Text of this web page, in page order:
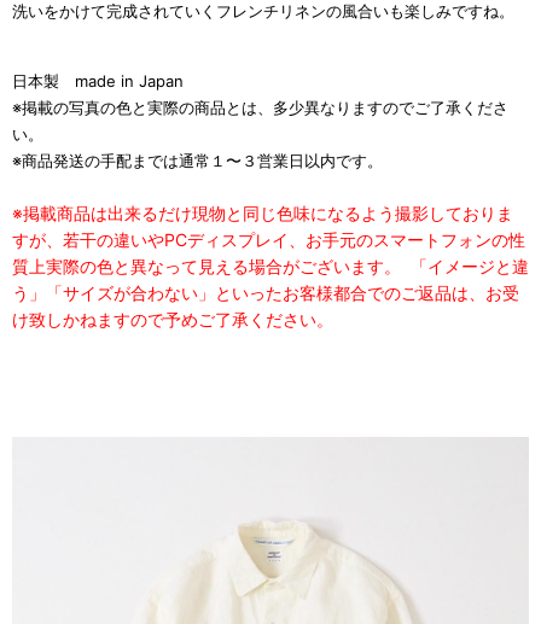
洗いをかけて完成されていくフレンチリネンの風合いも楽しみですね。
日本製 made in Japan
※掲載の写真の色と実際の商品とは、多少異なりますのでご了承くださ
い。
※商品発送の手配までは通常１〜３営業日以内です。
※掲載商品は出来るだけ現物と同じ色味になるよう撮影しておりま
すが、若干の違いやPCディスプレイ、お手元のスマートフォンの性
質上実際の色と異なって見える場合がございます。
「イメージと違
う」「サイズが合わない」といったお客様都合でのご返品は、お受
け致しかねますので予めご了承ください。